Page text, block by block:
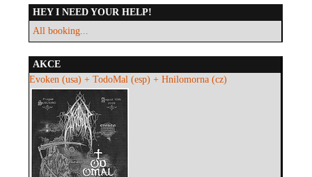
HEY I NEED YOUR HELP!
All booking...
AKCE
Evoken (usa) + TodoMal (esp) + Hnilomorna (cz)